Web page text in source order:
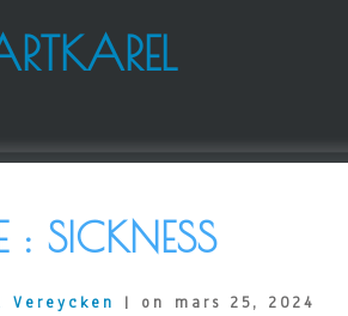
: SICKNESS
Vereycken | on mars 25, 2024